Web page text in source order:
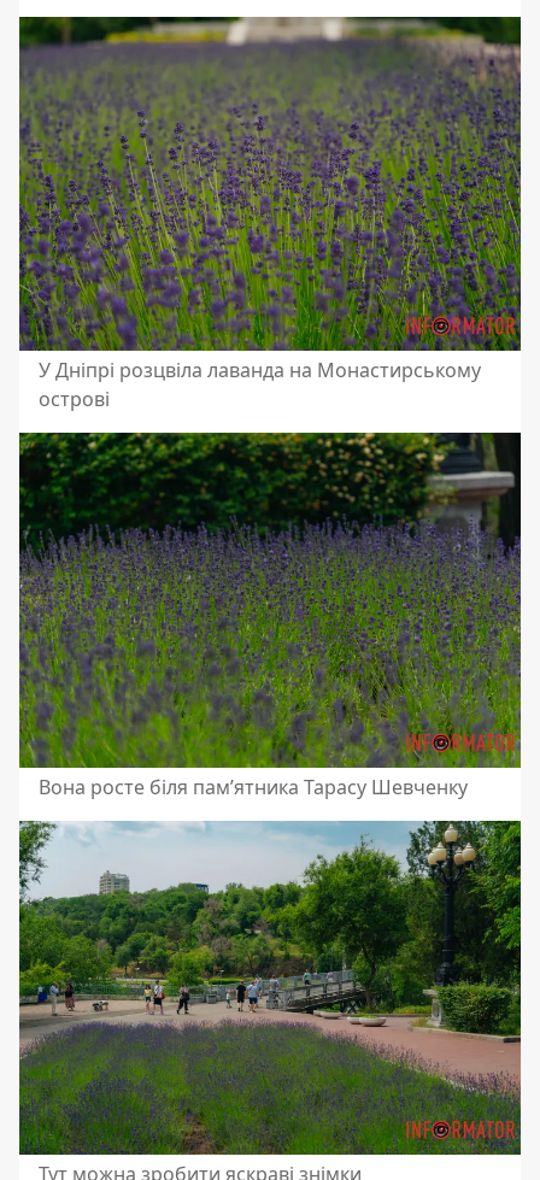
У Дніпрі розцвіла лаванда на Монастирському
острові
Вона росте біля пам’ятника Тарасу Шевченку
Тут можна зробити яскраві знімки